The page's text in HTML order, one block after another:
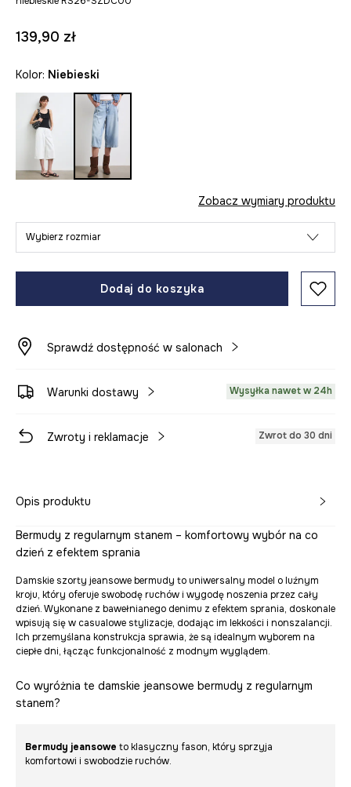
139,90 zł
Kolor: niebieski
Zobacz wymiary produktu
Wybierz rozmiar
Dodaj do koszyka
Sprawdź dostępność w salonach
Warunki dostawy Wysyłka nawet w 24h
Zwroty i reklamacje Zwrot do 30 dni
Opis produktu
Bermudy z regularnym stanem – komfortowy wybór na co
dzień z efektem sprania
Damskie szorty jeansowe bermudy to uniwersalny model o luźnym
kroju, który oferuje swobodę ruchów i wygodę noszenia przez cały
dzień. Wykonane z bawełnianego denimu z efektem sprania, doskonale
wpisują się w casualowe stylizacje, dodając im lekkości i nonszalancji.
Ich przemyślana konstrukcja sprawia, że są idealnym wyborem na
ciepłe dni, łącząc funkcjonalność z modnym wyglądem.
Co wyróżnia te damskie jeansowe bermudy z regularnym
stanem?
Bermudy jeansowe to klasyczny fason, który sprzyja
komfortowi i swobodzie ruchów.